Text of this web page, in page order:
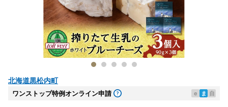
北海道黒松内町
ワンストップ特例オンライン申請 e ま 自